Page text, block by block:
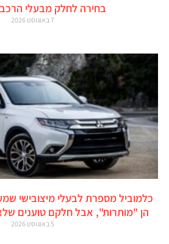
בחירה לחלק מבעלי הרכב
7 באוגוסט 2026
כלמוביל מספרת לבעלי מיצובישי
הן "מותרות", אבל חלקם טוענים
5 באוגוסט 2026